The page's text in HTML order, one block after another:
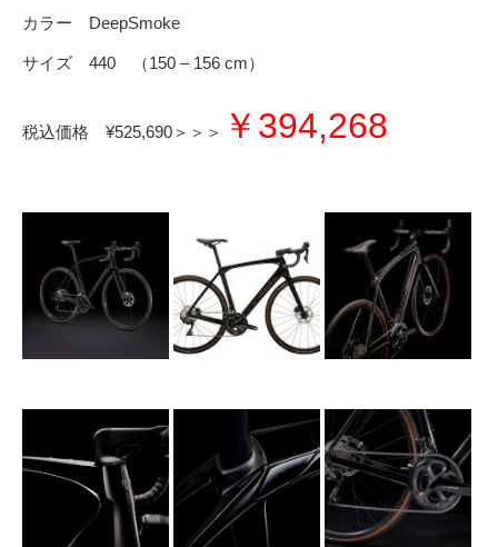
カラー DeepSmoke
サイズ 440 （150 – 156 cm）
税込価格 ¥525,690＞＞＞ ￥394,268